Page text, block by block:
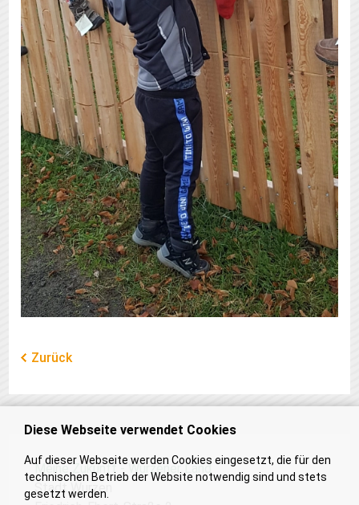
Zurück
Meine Zukunft - Wurzener Land
Stadt Wurzen
Diese Webseite verwendet Cookies
Auf dieser Webseite werden Cookies eingesetzt, die für den
technischen Betrieb der Website notwendig sind und stets
gesetzt werden.